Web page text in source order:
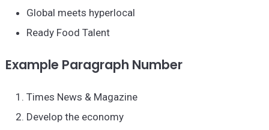
Global meets hyperlocal
Ready Food Talent
Example Paragraph Number
Times News & Magazine
Develop the economy